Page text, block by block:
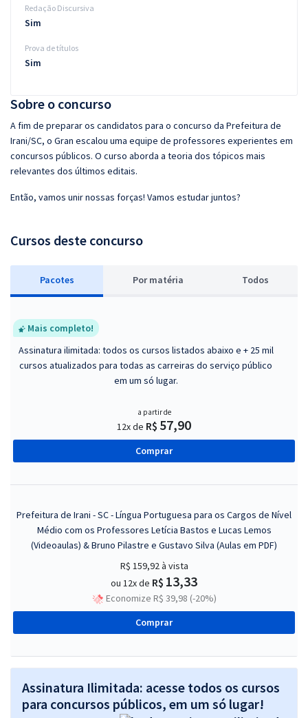
Sobre o concurso
A fim de preparar os candidatos para o concurso da Prefeitura de
Irani/SC, o Gran escalou uma equipe de professores experientes em
concursos públicos. O curso aborda a teoria dos tópicos mais
relevantes dos últimos editais.
Então, vamos unir nossas forças! Vamos estudar juntos?
Cursos deste concurso
Pacotes Por matéria Todos
Mais completo!
Assinatura ilimitada: todos os cursos listados abaixo e + 25 mil
cursos atualizados para todas as carreiras do serviço público
em um só lugar.
a partir de
12x de R$ 57,90
Comprar
Prefeitura de Irani - SC - Língua Portuguesa para os Cargos de Nível
Médio com os Professores Letícia Bastos e Lucas Lemos
(Videoaulas) & Bruno Pilastre e Gustavo Silva (Aulas em PDF)
R$ 159,92à vista
ou 12x de R$ 13,33
Economize R$ 39,98 (-20%)
Comprar
Assinatura Ilimitada: acesse todos os cursos
para concursos públicos, em um só lugar!
Redação Discursiva
Sim
Prova de títulos
Sim